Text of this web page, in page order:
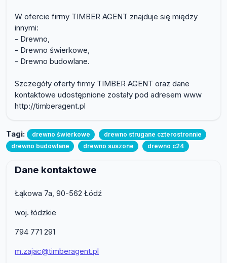
W ofercie firmy TIMBER AGENT znajduje się między
innymi:
- Drewno,
- Drewno świerkowe,
- Drewno budowlane.
Szczegóły oferty firmy TIMBER AGENT oraz dane
kontaktowe udostępnione zostały pod adresem www
http://timberagent.pl
Tagi: drewno świerkowe
drewno strugane czterostronnie
drewno budowlane
drewno suszone drewno c24
Dane kontaktowe
Łąkowa 7a, 90-562 Łódź
woj. łódzkie
794 771 291
m.zajac@timberagent.pl